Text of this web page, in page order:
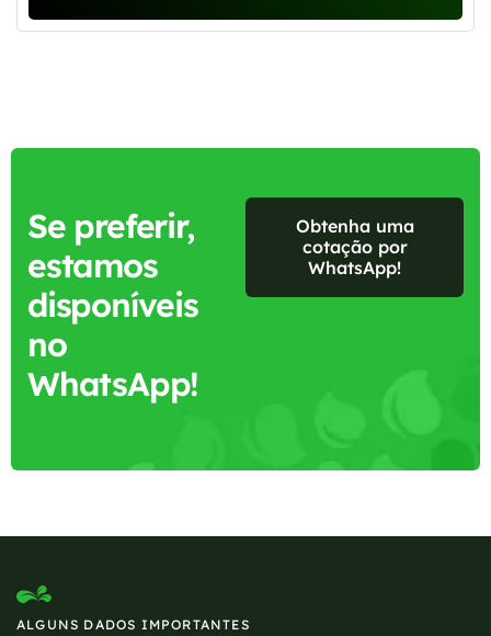
Se preferir,
estamos
disponíveis
no
WhatsApp!
Obtenha uma
cotação por
WhatsApp!
ALGUNS DADOS IMPORTANTES